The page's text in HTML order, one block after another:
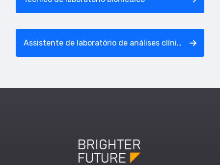
Assistente de laboratório de análises clínicas